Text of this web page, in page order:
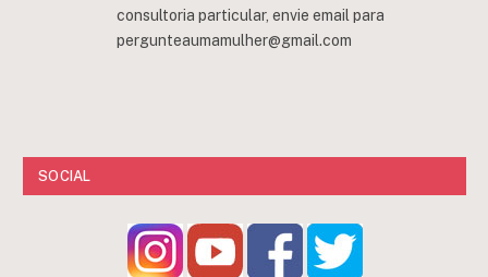
consultoria particular, envie email para
pergunteaumamulher@gmail.com
SOCIAL